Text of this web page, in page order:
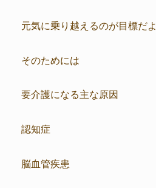
元気に乗り越えるのが目標だよ
そのためには
要介護になる主な原因
認知症
脳血管疾患